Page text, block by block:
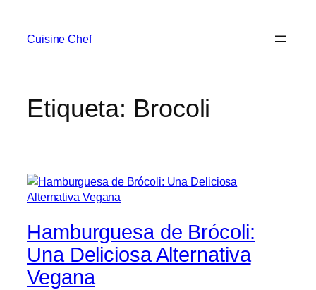
contenido
Cuisine Chef
Etiqueta: Brocoli
Hamburguesa de Brócoli:
Una Deliciosa Alternativa
Vegana